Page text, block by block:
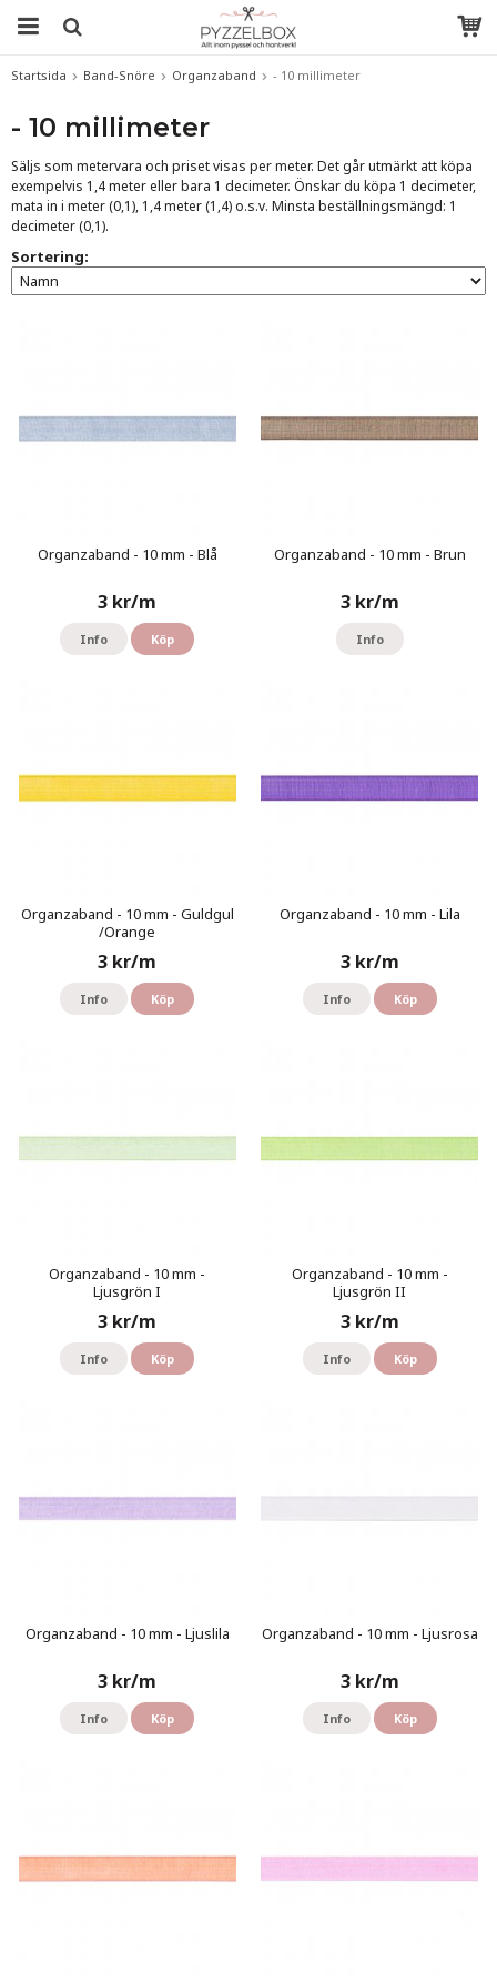
Startsida Band-Snöre Organzaband - 10 millimeter
- 10 millimeter
Säljs som metervara och priset visas per meter. Det går utmärkt att köpa
exempelvis 1,4 meter eller bara 1 decimeter. Önskar du köpa 1 decimeter,
mata in i meter (0,1), 1,4 meter (1,4) o.s.v. Minsta beställningsmängd: 1
decimeter (0,1).
Sortering:
Organzaband - 10 mm - Blå
3 kr/m
Info Köp
Organzaband - 10 mm - Brun
3 kr/m
Info
Organzaband - 10 mm - Guldgul
/Orange
3 kr/m
Info Köp
Organzaband - 10 mm - Lila
3 kr/m
Info Köp
Organzaband - 10 mm -
Ljusgrön I
3 kr/m
Info Köp
Organzaband - 10 mm -
Ljusgrön II
3 kr/m
Info Köp
Organzaband - 10 mm - Ljuslila
3 kr/m
Info Köp
Organzaband - 10 mm - Ljusrosa
3 kr/m
Info Köp